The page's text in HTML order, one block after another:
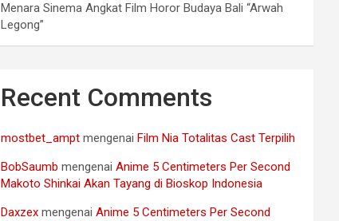
Menara Sinema Angkat Film Horor Budaya Bali “Arwah
Legong”
Recent Comments
mostbet_ampt mengenai Film Nia Totalitas Cast Terpilih
BobSaumb mengenaiAnime 5 Centimeters Per Second
Makoto Shinkai Akan Tayang di Bioskop Indonesia
Daxzex mengenaiAnime 5 Centimeters Per Second